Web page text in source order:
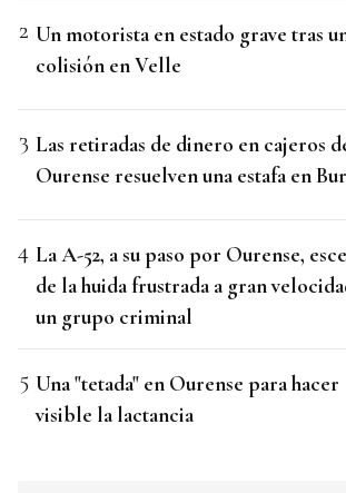
Un motorista en estado grave tras
colisión en Velle
Las retiradas de dinero en cajeros
Ourense resuelven una estafa en
La A-52, a su paso por Ourense,
de la huida frustrada a gran
un grupo criminal
Una "tetada" en Ourense para hacer
visible la lactancia